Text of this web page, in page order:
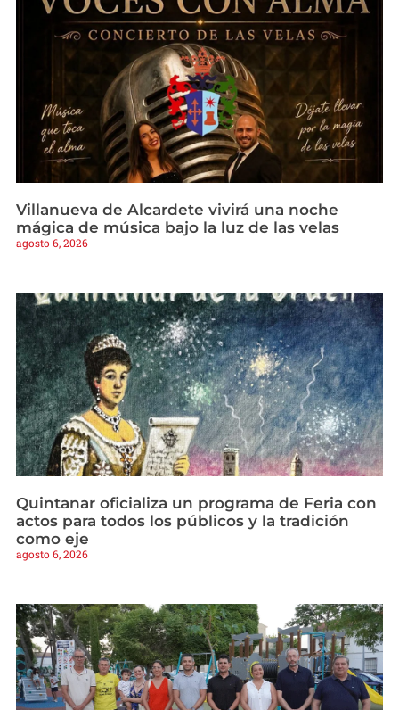
Villanueva de Alcardete vivirá una noche
mágica de música bajo la luz de las velas
agosto 6, 2026
Quintanar oficializa un programa de Feria con
actos para todos los públicos y la tradición
como eje
agosto 6, 2026